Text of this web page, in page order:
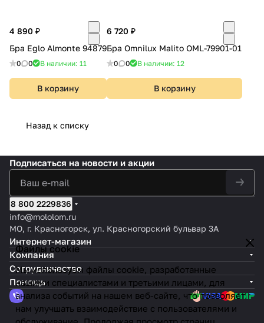
4 890 ₽
Бра Eglo Almonte 94879
0 0 В наличии: 11
В корзину
6 720 ₽
Бра Omnilux Malito OML-79901-01
0 0 В наличии: 12
В корзину
Назад к списку
Файлы cookie
Мы используем файлы cookie, разработанные
нашими специалистами и третьими лицами, для
анализа событий на нашем веб-сайте, что позволяет
нам улучшать взаимодействие с пользователями и
Подписаться на новости и акции
8 800 2229836
info@mololom.ru
МО, г. Красногорск, ул. Красногорский бульвар 3А
Интернет-магазин
Компания
Сотрудничество
Помощь